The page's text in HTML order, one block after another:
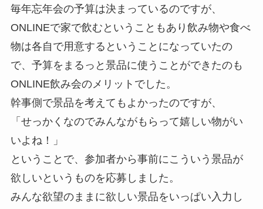
毎年忘年会の予算は決まっているのですが、
ONLINEで家で飲むということもあり飲み物や食べ
物は各自で用意するということになっていたの
で、予算をまるっと景品に使うことができたのも
ONLINE飲み会のメリットでした。
幹事側で景品を考えてもよかったのですが、
「せっかくなのでみんながもらって嬉しい物がい
いよね！」
ということで、参加者から事前にこういう景品が
欲しいというものを応募しました。
みんな欲望のままに欲しい景品をいっぱい入力し